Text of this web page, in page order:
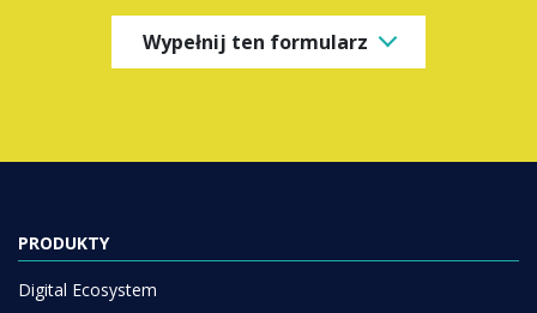
Wypełnij ten formularz
PRODUKTY
Digital Ecosystem